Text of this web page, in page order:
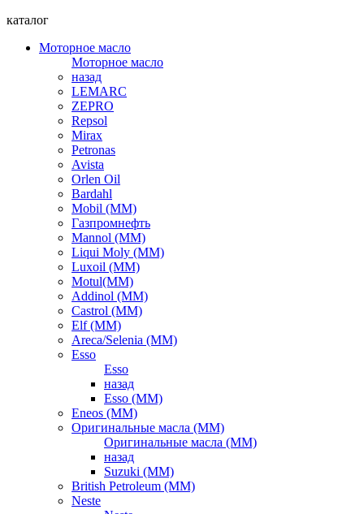
каталог
Моторное масло
Моторное масло
назад
LEMARC
ZEPRO
Repsol
Mirax
Petronas
Avista
Orlen Oil
Bardahl
Mobil (ММ)
Газпромнефть
Mannol (ММ)
Liqui Moly (ММ)
Luxoil (ММ)
Motul(ММ)
Addinol (ММ)
Castrol (ММ)
Elf (ММ)
Areca/Selenia (ММ)
Esso
Esso
назад
Esso (ММ)
Eneos (ММ)
Оригинальные масла (ММ)
Оригинальные масла (ММ)
назад
Suzuki (ММ)
British Petroleum (ММ)
Neste